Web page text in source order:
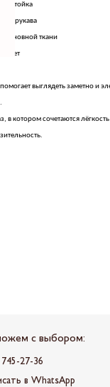
стойка
рукава
основной ткани
цвет
выглядеть заметно и
в котором сочетаются
с выбором:
27-36
в WhatsApp